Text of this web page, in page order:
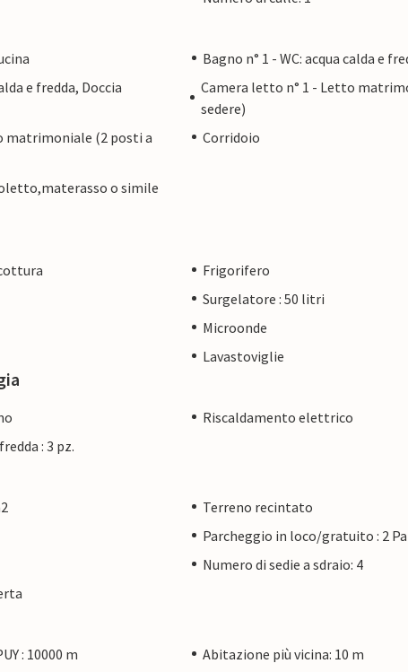
Bagno n° 1 - WC: acqua calda e
e fredda, Doccia
Camera letto n° 1 - Letto
sedere)
matrimoniale (2 posti a
Corridoio
o simile
Frigorifero
Surgelatore : 50 litri
Microonde
Lavastoviglie
Riscaldamento elettrico
: 3 pz.
Terreno recintato
Parcheggio in loco/gratuito : 2
Numero di sedie a sdraio: 4
: 10000 m
Abitazione più vicina: 10 m